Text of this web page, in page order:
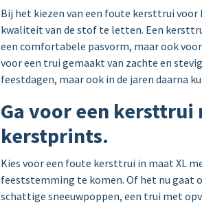
Bij het kiezen van een foute kersttrui voor
kwaliteit van de stof te letten. Een
een comfortabele pasvorm, maar ook
voor een trui gemaakt van zachte en
feestdagen, maar ook in de jaren daarna
Ga voor een
kerstprints.
Kies voor een foute kersttrui in maat XL
feeststemming te komen. Of het nu gaat
schattige sneeuwpoppen, een trui met